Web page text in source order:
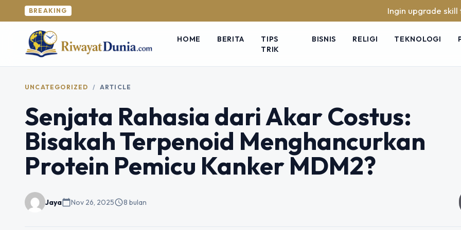
BREAKING Ingin upgrade skill tanpa ribet?
HOME BERITA
TIPS
TRIK
BISNIS RELIGI TEKNOLOGI
UNCATEGORIZED / ARTICLE
Senjata Rahasia dari Akar Costus:
Bisakah Terpenoid Menghancurkan
Protein Pemicu Kanker MDM2?
Jayacalendar_todayNov 26, 2025schedule8 bulan